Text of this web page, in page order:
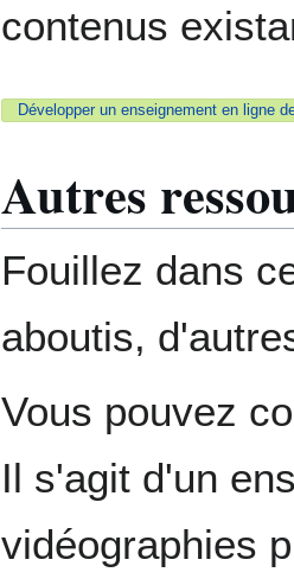
contenus
Développer un enseignement en ligne
Autres
Fouillez dans
aboutis,
Vous pouvez
Il s'agit d'un
vidéographies